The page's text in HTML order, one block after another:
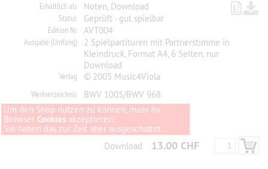
Erhältlich als Noten, Download
Status Geprüft - gut spielbar
Edition Nr AVT004
Ausgabe (Umfang)
2 Spielpartituren mit Partnerstimme in
Kleindruck, Format A4, 6 Seiten, nur
Download
Verlag © 2005 Music4Viola
Werkverzeichnis
BWV 1005/BWV 968
Um den Shop nutzen zu können, muss Ihr
Browser Cookies akzeptieren!
Sie haben das zur Zeit aber ausgeschaltet...
Download
13.00 CHF